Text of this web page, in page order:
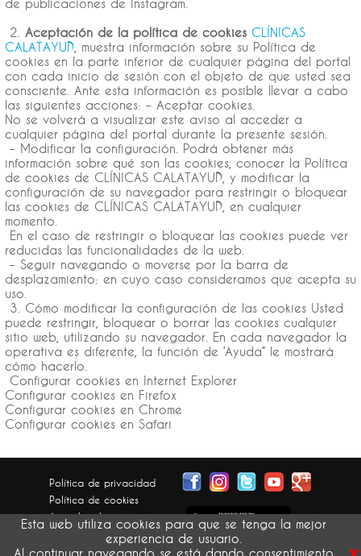
Esta web utiliza cookies para que se tenga la mejor
experiencia de usuario.
Al continuar navegando se está dando consentimiento
de publicaciones de Instagram.
2. Aceptación de la política de cookies CLÍNICAS
CALATAYUD , muestra información sobre su Política de
cookies en la parte inferior de cualquier página del portal
con cada inicio de sesión con el objeto de que usted sea
consciente. Ante esta información es posible llevar a cabo
las siguientes acciones: – Aceptar cookies.
No se volverá a visualizar este aviso al acceder a
cualquier página del portal durante la presente sesión.
– Modificar la configuración. Podrá obtener más
información sobre qué son las cookies, conocer la Política
de cookies de CLÍNICAS CALATAYUD, y modificar la
configuración de su navegador para restringir o bloquear
las cookies de CLÍNICAS CALATAYUD, en cualquier
momento.
En el caso de restringir o bloquear las cookies puede ver
reducidas las funcionalidades de la web.
– Seguir navegando o moverse por la barra de
desplazamiento: en cuyo caso consideramos que acepta su
uso.
3. Cómo modificar la configuración de las cookies Usted
puede restringir, bloquear o borrar las cookies cualquier
sitio web, utilizando su navegador. En cada navegador la
operativa es diferente, la función de ‘Ayuda” le mostrará
cómo hacerlo.
Configurar cookies en Internet Explorer
Configurar cookies en Firefox
Configurar cookies en Chrome
Configurar cookies en Safari
Política de privacidad
Política de cookies
Aviso legal
Condiciones generales
Devolución pedidos